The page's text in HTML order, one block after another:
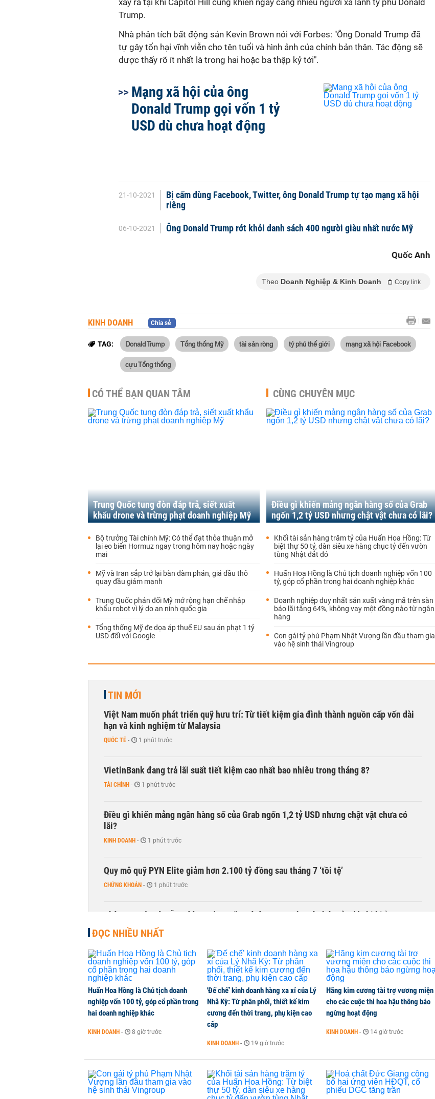
xảy ra tại khi Capitol Hill cũng khiến ngày càng nhiều người xa lánh tỷ phú Donald
Trump.
Nhà phân tích bất động sản Kevin Brown nói với Forbes: "Ông Donald Trump đã
tự gây tổn hại vĩnh viễn cho tên tuổi và hình ảnh của chính bản thân. Tác động sẽ
dược thấy rõ ít nhất là trong hai hoặc ba thập kỷ tới".
Mạng xã hội của ông
Donald Trump gọi vốn 1 tỷ
USD dù chưa hoạt động
21-10-2021
Bị cấm dùng Facebook, Twitter, ông Donald Trump tự tạo mạng xã hội
riêng
06-10-2021 Ông Donald Trump rớt khỏi danh sách 400 người giàu nhất nước Mỹ
Quốc Anh
Theo Doanh Nghiệp & Kinh Doanh Copy link
KINH DOANH Chia sẻ
TAG: Donald Trump Tổng thống Mỹ tài sản ròng tỷ phú thế giới mạng xã hội Facebook
cựu Tổng thống
CÓ THỂ BẠN QUAN TÂM
Trung Quốc tung đòn đáp trả, siết xuất
khẩu drone và trừng phạt doanh nghiệp Mỹ
Bộ trưởng Tài chính Mỹ: Có thể đạt thỏa thuận mở
lại eo biển Hormuz ngay trong hôm nay hoặc ngày
mai
Mỹ và Iran sắp trở lại bàn đàm phán, giá dầu thô
quay đầu giảm mạnh
Trung Quốc phản đối Mỹ mở rộng hạn chế nhập
khẩu robot vì lý do an ninh quốc gia
Tổng thống Mỹ đe dọa áp thuế EU sau án phạt 1 tỷ
USD đối với Google
CÙNG CHUYÊN MỤC
Điều gì khiến mảng ngân hàng số của Grab
ngốn 1,2 tỷ USD nhưng chật vật chưa có lãi?
Khối tài sản hàng trăm tỷ của Huấn Hoa Hồng: Từ
biệt thự 50 tỷ, dàn siêu xe hàng chục tỷ đến vườn
tùng Nhật đắt đỏ
Huấn Hoa Hồng là Chủ tịch doanh nghiệp vốn 100
tỷ, góp cổ phần trong hai doanh nghiệp khác
Doanh nghiệp duy nhất sản xuất vàng mã trên sàn
báo lãi tăng 64%, không vay một đồng nào từ ngân
hàng
Con gái tỷ phú Phạm Nhật Vượng lần đầu tham gia
vào hệ sinh thái Vingroup
TIN MỚI
Việt Nam muốn phát triển quỹ hưu trí: Từ tiết kiệm gia đình thành nguồn cấp vốn dài
hạn và kinh nghiệm từ Malaysia
QUỐC TẾ - 1 phút trước
VietinBank đang trả lãi suất tiết kiệm cao nhất bao nhiêu trong tháng 8?
TÀI CHÍNH - 1 phút trước
Điều gì khiến mảng ngân hàng số của Grab ngốn 1,2 tỷ USD nhưng chật vật chưa có
lãi?
KINH DOANH - 1 phút trước
Quy mô quỹ PYN Elite giảm hơn 2.100 tỷ đồng sau tháng 7 ‘tồi tệ’
CHỨNG KHOÁN - 1 phút trước
Phía sau một Đà Nẵng đáng sống: Điều gì đang tạo nên sức hút của đô thị biển?
CHUYỂN ĐỘNG THỊ TRƯỜNG
ĐỌC NHIỀU NHẤT
Huấn Hoa Hồng là Chủ tịch doanh
nghiệp vốn 100 tỷ, góp cổ phần trong
hai doanh nghiệp khác
KINH DOANH - 8 giờ trước
'Đế chế’ kinh doanh hàng xa xỉ của Lý
Nhã Kỳ: Từ phân phối, thiết kế kim
cương đến thời trang, phụ kiện cao
cấp
KINH DOANH - 19 giờ trước
Hãng kim cương tài trợ vương miện
cho các cuộc thi hoa hậu thông báo
ngừng hoạt động
KINH DOANH - 14 giờ trước